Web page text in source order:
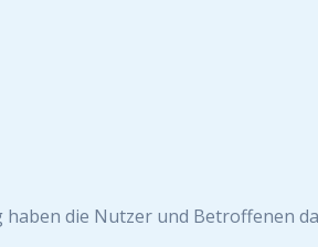
die Nutzer und Betroffenen